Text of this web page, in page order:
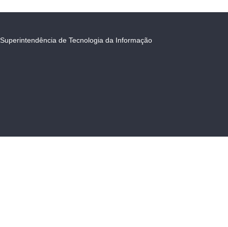
Superintendência de Tecnologia da Informação